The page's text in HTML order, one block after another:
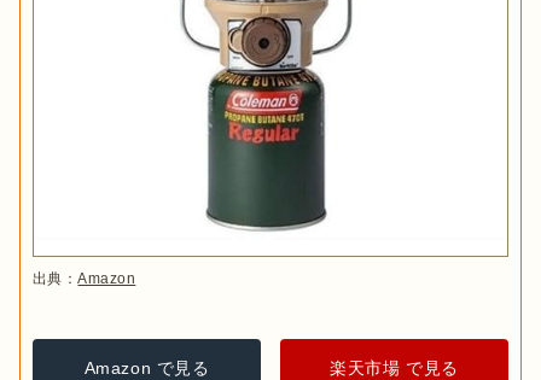
出典：Amazon
Amazon で見る 楽天市場 で見る